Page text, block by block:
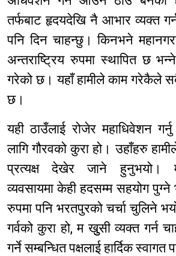
तर्फबाट हृदयदेखि नै आभार व्यक्त
पनि दिन चाहन्छु। किनभने
अन्तराष्ट्रिय रुपमा स्थापित छ
गरेको छ। यहाँ हामीले काम गरेकैले
छ।
यही ठाउँलाई रोजेर महाधिवेशन
लागि गौरवको कुरा हो। उहाँहरु
प्रत्यक्ष देखेर जाने हुनुभयो।
व्यवसायमा केही हदसम्म सहयोग पुग्ने
रुपमा पनि भरतपुरको चर्चा चुलिने
गर्वको कुरा हो, म खुुसी व्यक्त गर्न
गर्ने सम्बन्धित पक्षलाई हार्दिक स्वागत